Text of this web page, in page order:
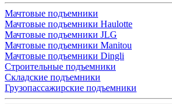
Мачтовые подъемники
Мачтовые подъемники Haulotte
Мачтовые подъемники JLG
Мачтовые подъемники Manitou
Мачтовые подъемники Dingli
Строительные подъемники
Складские подъемники
Грузопассажирские подъемники